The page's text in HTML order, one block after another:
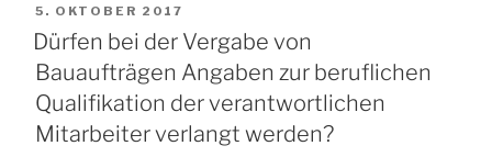
VERÖFFENTLICHT
AM
5. OKTOBER 2017
Dürfen bei der Vergabe von
Bauaufträgen Angaben zur beruflichen
Qualifikation der verantwortlichen
Mitarbeiter verlangt werden?